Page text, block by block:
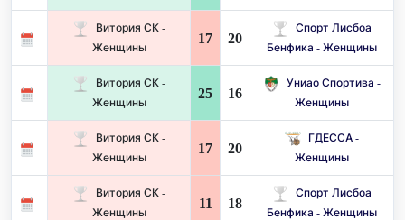
Витория СК -
Женщины
17 20
Спорт Лисбоа
Бенфика - Женщины
Витория СК -
Женщины
25 16
Униао Спортива -
Женщины
Витория СК -
Женщины
17 20
ГДЕССА -
Женщины
Витория СК -
Женщины
11 18
Спорт Лисбоа
Бенфика - Женщины